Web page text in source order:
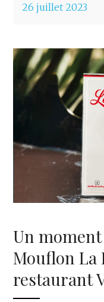
26 juillet 2023
Un
Mouflon La
restaurant